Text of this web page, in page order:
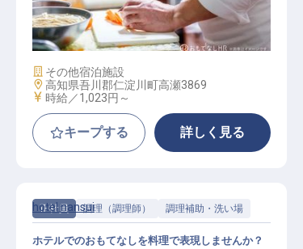
調理スタッフおよび接客
施設業態
その他宿泊施設
勤務地
高知県吾川郡仁淀川町高瀬3869
給与
時給／1,023円～
キープする 詳しく見る
正社員 調理（調理師） 調理補助・洗い場
hotel nansui
ホテルでのおもてなしを料理で表現しませんか？